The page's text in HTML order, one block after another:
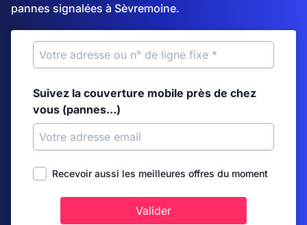
pannes signalées à Sèvremoine.
Suivez la couverture mobile près de chez
vous (pannes...)
Recevoir aussi les meilleures offres du moment
Valider